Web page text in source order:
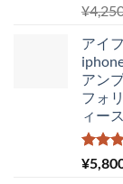
5段階
5.00
¥
アイ
アン
フォ
ィー
5段階
5.00
¥